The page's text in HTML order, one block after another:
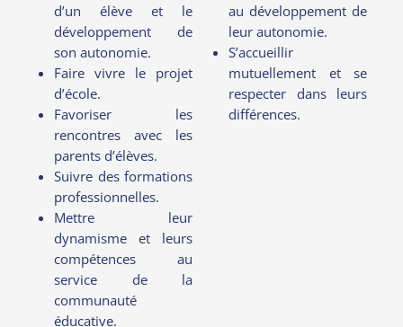
d’un élève et le
développement de
son autonomie.
Faire vivre le projet
d’école.
Favoriser les
rencontres avec les
parents d’élèves.
Suivre des formations
professionnelles.
Mettre leur
dynamisme et leurs
compétences au
service de la
communauté
éducative.
au développement de
leur autonomie.
S’accueillir
mutuellement et se
respecter dans leurs
différences.